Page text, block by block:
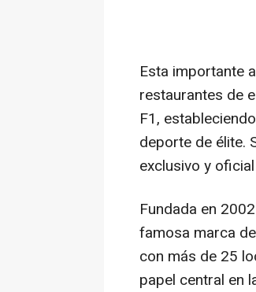
Esta importante
restaurantes de
F1,
deporte de élite.
exclusivo y
Fundada en
famosa marca
con más de 25
papel central en